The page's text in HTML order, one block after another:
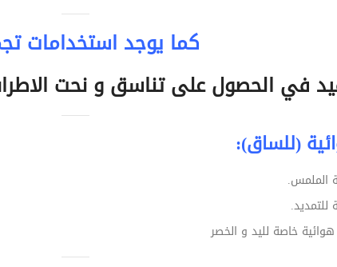
كما يوجد استخدامات
في الحصول على تناسق و نحت
(للساق):
الملمس.
للتمديد.
خاصة لليد و الخصر